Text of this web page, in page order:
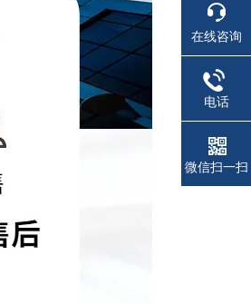
在线咨询
电话
微信扫一扫